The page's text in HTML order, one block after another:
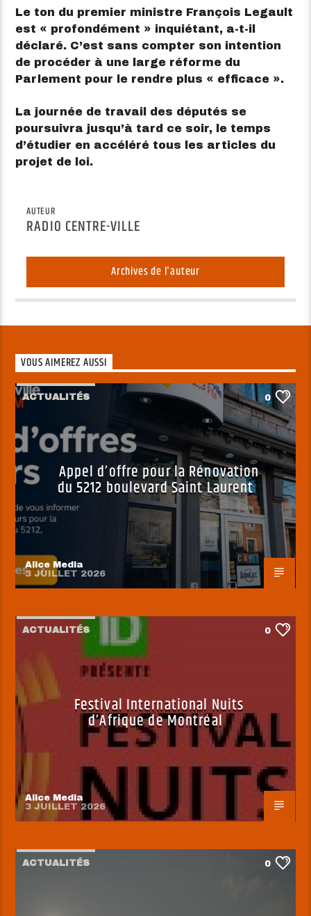
Le ton du premier ministre François Legault
est « profondément » inquiétant, a-t-il
déclaré. C’est sans compter son intention
de procéder à une large réforme du
Parlement pour le rendre plus « efficace ».
La journée de travail des députés se
poursuivra jusqu’à tard ce soir, le temps
d’étudier en accéléré tous les articles du
projet de loi.
AUTEUR
RADIO CENTRE-VILLE
Archives de l'auteur
VOUS AIMEREZ AUSSI
ACTUALITÉS 0
Appel d’offre pour la Rénovation
du 5212 boulevard Saint Laurent
Alice Media
3 JUILLET 2026
ACTUALITÉS 0
Festival International Nuits
d’Afrique de Montréal
Alice Media
3 JUILLET 2026
ACTUALITÉS 0